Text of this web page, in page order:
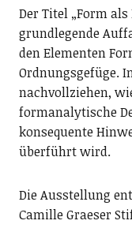
Der Titel „Form
grundlegende
den Elementen
Ordnungsgefüge.
nachvollziehen,
formanalytische
konsequente
überführt wird.
Die Ausstellung
Camille Graeser